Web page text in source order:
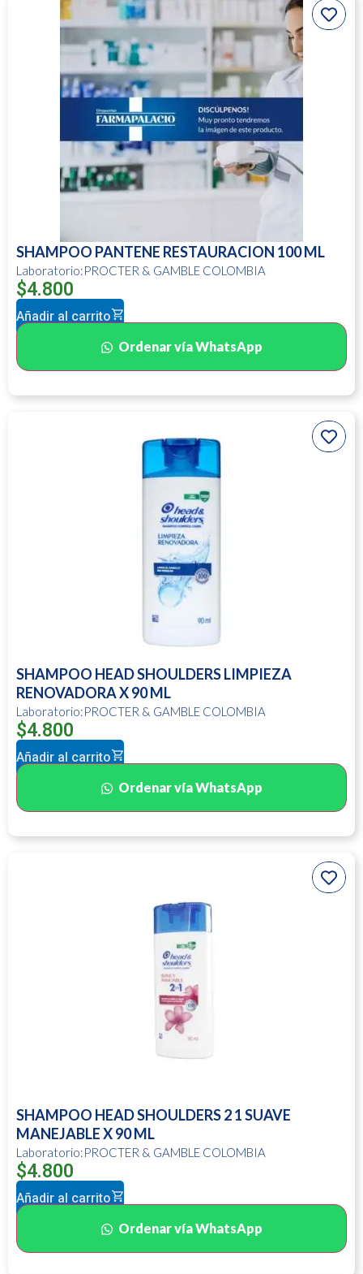
SHAMPOO PANTENE RESTAURACION 100 ML
Laboratorio:PROCTER & GAMBLE COLOMBIA
$4.800
Añadir al carrito
Ordenar vía WhatsApp
SHAMPOO HEAD SHOULDERS LIMPIEZA
RENOVADORA X 90 ML
Laboratorio:PROCTER & GAMBLE COLOMBIA
$4.800
Añadir al carrito
Ordenar vía WhatsApp
SHAMPOO HEAD SHOULDERS 2 1 SUAVE
MANEJABLE X 90 ML
Laboratorio:PROCTER & GAMBLE COLOMBIA
$4.800
Añadir al carrito
Ordenar vía WhatsApp